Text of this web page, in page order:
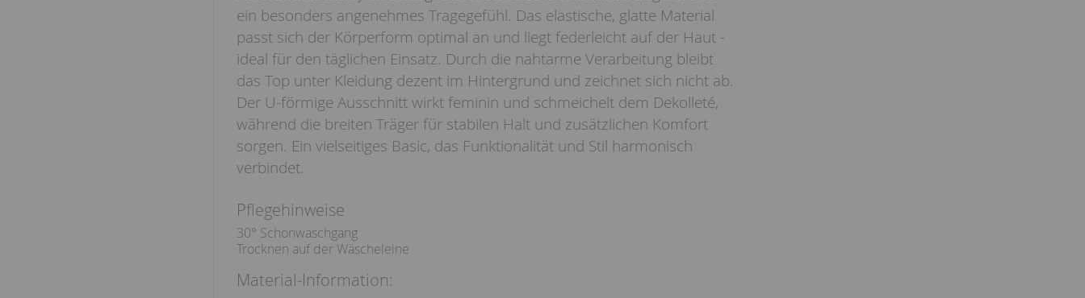
ein besonders angenehmes Tragegefühl. Das elastische, glatte Material
passt sich der Körperform optimal an und liegt federleicht auf der Haut -
ideal für den täglichen Einsatz. Durch die nahtarme Verarbeitung bleibt
das Top unter Kleidung dezent im Hintergrund und zeichnet sich nicht ab.
Der U-förmige Ausschnitt wirkt feminin und schmeichelt dem Dekolleté,
während die breiten Träger für stabilen Halt und zusätzlichen Komfort
sorgen. Ein vielseitiges Basic, das Funktionalität und Stil harmonisch
verbindet.
Pflegehinweise
30° Schonwaschgang
Trocknen auf der Wäscheleine
Material-Information: